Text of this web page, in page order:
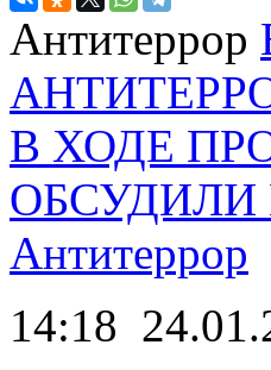
Антитеррор
В ХОДЕ
Антитеррор
14:18